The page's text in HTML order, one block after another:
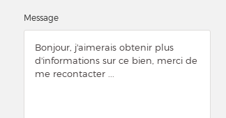
Message